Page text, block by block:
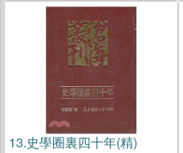
13.史學圈裏四十年(精)